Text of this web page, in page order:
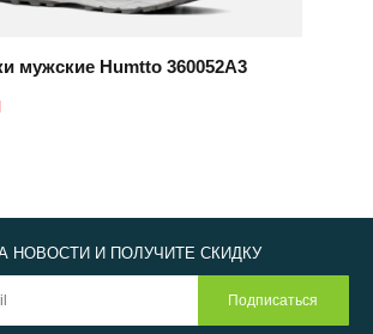
мужские Humtto 360052A3
НОВОСТИ И ПОЛУЧИТЕ СКИДКУ